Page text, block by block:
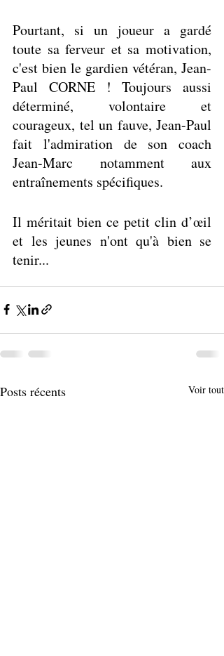
Pourtant, si un joueur a gardé
toute sa ferveur et sa motivation,
c'est bien le gardien vétéran, Jean-
Paul CORNE ! Toujours aussi
déterminé, volontaire et
courageux, tel un fauve, Jean-Paul
fait l'admiration de son coach
Jean-Marc notamment aux
entraînements spécifiques.
Il méritait bien ce petit clin d’œil
et les jeunes n'ont qu'à bien se
tenir...
Posts récents Voir tout